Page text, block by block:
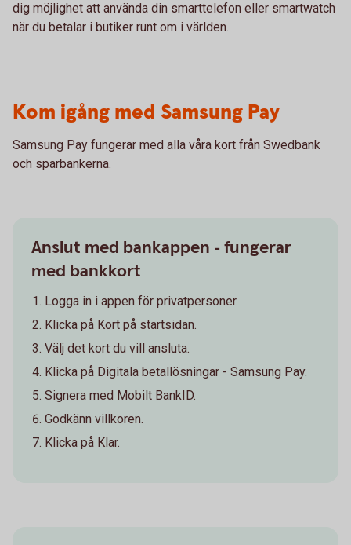
dig möjlighet att använda din smarttelefon eller smartwatch
när du betalar i butiker runt om i världen.
Kom igång med Samsung Pay
Samsung Pay fungerar med alla våra kort från Swedbank
och sparbankerna.
Anslut med bankappen - fungerar
med bankkort
Logga in i appen för privatpersoner.
Klicka på Kort på startsidan.
Välj det kort du vill ansluta.
Klicka på Digitala betallösningar - Samsung Pay.
Signera med Mobilt BankID.
Godkänn villkoren.
Klicka på Klar.